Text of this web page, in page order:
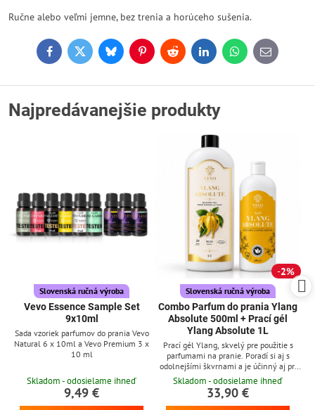
Ručne alebo veľmi jemne, bez trenia a horúceho sušenia.
FacebookTwitterBlueskyPinterestReddit LinkedInWhatsApp
E-
mail
Najpredávanejšie produkty
Slovenská ručná výroba
Vevo Essence Sample Set
9x10ml
Sada vzoriek parfumov do prania Vevo
Natural 6 x 10ml a Vevo Premium 3 x
10 ml
Skladom - odosielame ihneď
9,49 €
2%
Slovenská ručná výroba
Combo Parfum do prania Ylang
Absolute 500ml + Prací gél
Ylang Absolute 1L
Prací gél Ylang, skvelý pre použitie s
parfumami na pranie. Poradí si aj s
odolnejšími škvrnami a je účinný aj pri
nízkych teplotách
Skladom - odosielame ihneď
33,90 €